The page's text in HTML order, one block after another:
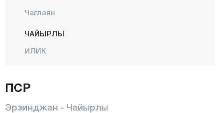
Чаглаян
ЧАЙЫРЛЫ
ИЛИК
КЕМАХ
ПСР
Эрзинджан - Чайырлы